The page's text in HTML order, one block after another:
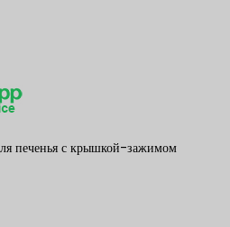
печенья с крышкой-зажимом